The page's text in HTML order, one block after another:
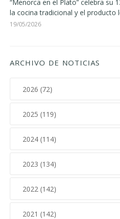
“Menorca en el Plato” celebra su
la cocina tradicional y el producto
19/05/2026
ARCHIVO DE NOTICIAS
2026 (72)
Agosto (1)
Julio (11)
Junio (7)
Mayo (9)
Abril (13)
Marzo (12)
2025 (119)
Diciembre (12)
Noviembre (17)
Octubre (15)
Septiembre (5)
2024 (114)
Diciembre (10)
Noviembre (14)
Octubre (16)
2023 (134)
Diciembre (11)
Noviembre (12)
2022 (142)
2021 (142)